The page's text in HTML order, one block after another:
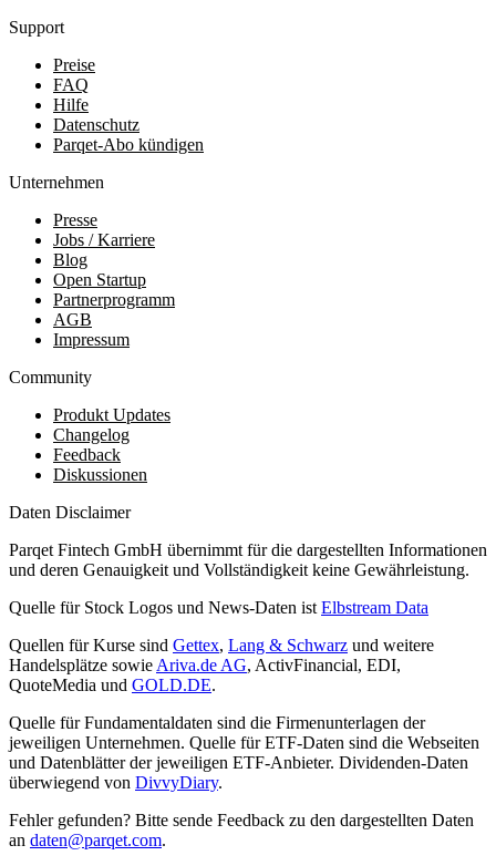
Support
Preise
FAQ
Hilfe
Datenschutz
Parqet-Abo kündigen
Unternehmen
Presse
Jobs / Karriere
Blog
Open Startup
Partnerprogramm
AGB
Impressum
Community
Produkt Updates
Changelog
Feedback
Diskussionen
Daten Disclaimer
Parqet Fintech GmbH übernimmt für die dargestellten Informationen
und deren Genauigkeit und Vollständigkeit keine Gewährleistung.
Quelle für Stock Logos und News-Daten ist Elbstream Data
Quellen für Kurse sind Gettex, Lang & Schwarz und weitere
Handelsplätze sowie Ariva.de AG, ActivFinancial, EDI,
QuoteMedia und GOLD.DE.
Quelle für Fundamentaldaten sind die Firmenunterlagen der
jeweiligen Unternehmen. Quelle für ETF-Daten sind die Webseiten
und Datenblätter der jeweiligen ETF-Anbieter. Dividenden-Daten
überwiegend von DivvyDiary.
Fehler gefunden? Bitte sende Feedback zu den dargestellten Daten
an daten@parqet.com.